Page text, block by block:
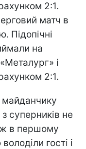
2:1.
матч в
Підопічні
на
і
2:1.
майданчику
суперників не
ж в першому
гості і